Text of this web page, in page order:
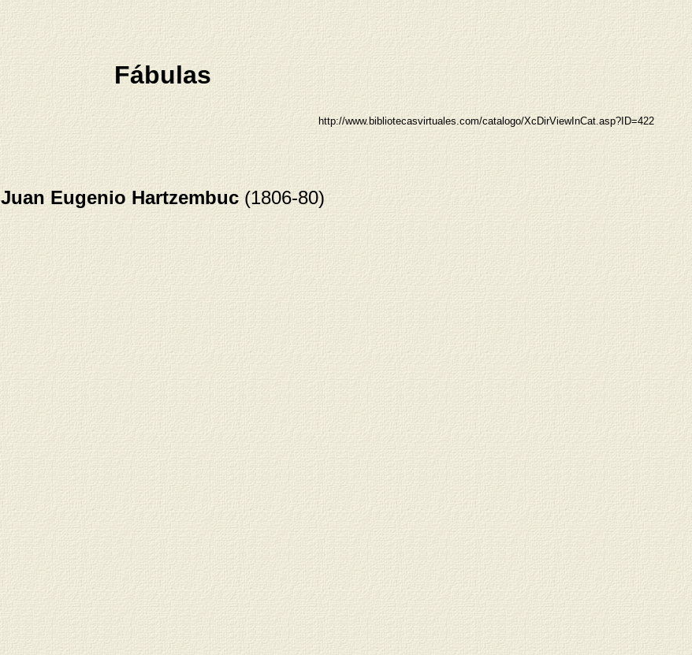
Fábulas
http://www.bibliotecasvirtuales.com/catalogo/XcDirViewInCat.asp?ID=422
Juan Eugenio Hartzembuc (1806-80)